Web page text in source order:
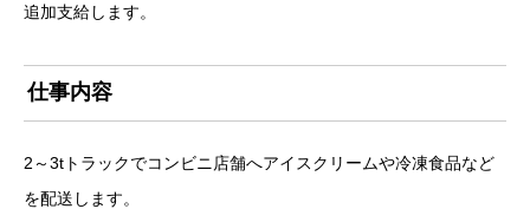
追加支給します。
仕事内容
2～3tトラックでコンビニ店舗へアイスクリームや冷凍食品など
を配送します。